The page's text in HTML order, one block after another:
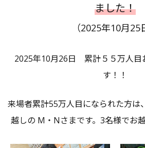
ました！
（2025年10月25
2025年10月26日 累計５５万人目
す！！
来場者累計55万人目になられた方は
越しの M・Nさまです。3名様でお